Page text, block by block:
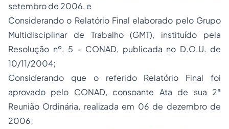
setembro de 2006, e
Considerando o Relatório Final elaborado pelo Grupo
Multidisciplinar de Trabalho (GMT), instituído pela
Resolução nº. 5 – CONAD, publicada no D.O.U. de
10/11/2004;
Considerando que o referido Relatório Final foi
aprovado pelo CONAD, consoante Ata de sua 2ª
Reunião Ordinária, realizada em 06 de dezembro de
2006;